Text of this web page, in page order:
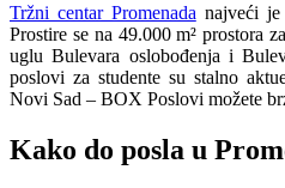
Tržni centar Promenada najveći
Prostire se na 49.000 m² prostora
uglu Bulevara oslobođenja i
poslovi za studente su stalno
Novi Sad – BOX Poslovi možete
Kako do posla u